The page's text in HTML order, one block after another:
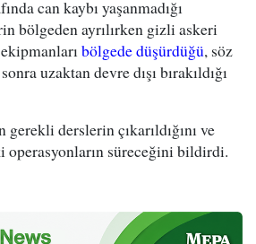
can kaybı yaşanmadığı
bölgeden ayrılırken gizli askeri
bölgede düşürdüğü, söz
uzaktan devre dışı bırakıldığı
derslerin çıkarıldığını ve
operasyonların süreceğini bildirdi.